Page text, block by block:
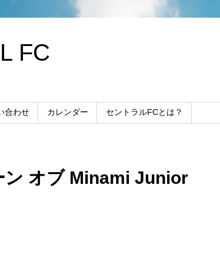
FC
合わせ カレンダー セントラルFCとは？
ン オブ Minami Junior